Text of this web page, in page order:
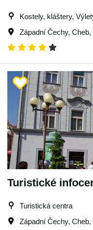
Kostely, kláštery,
Západní Čechy, Cheb,
Turistické
Turistická centra
Západní Čechy, Cheb,